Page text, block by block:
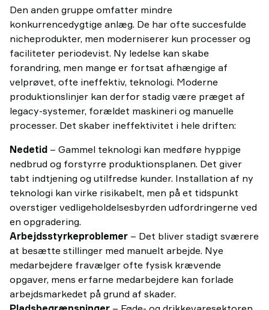
Den anden gruppe omfatter mindre
konkurrencedygtige anlæg. De har ofte succesfulde
nicheprodukter, men moderniserer kun processer og
faciliteter periodevist. Ny ledelse kan skabe
forandring, men mange er fortsat afhængige af
velprøvet, ofte ineffektiv, teknologi. Moderne
produktionslinjer kan derfor stadig være præget af
legacy-systemer, forældet maskineri og manuelle
processer. Det skaber ineffektivitet i hele driften:
Nedetid – Gammel teknologi kan medføre hyppige
nedbrud og forstyrre produktionsplanen. Det giver
tabt indtjening og utilfredse kunder. Installation af ny
teknologi kan virke risikabelt, men på et tidspunkt
overstiger vedligeholdelsesbyrden udfordringerne ved
en opgradering.
Arbejdsstyrkeproblemer – Det bliver stadigt sværere
at besætte stillinger med manuelt arbejde. Nye
medarbejdere fravælger ofte fysisk krævende
opgaver, mens erfarne medarbejdere kan forlade
arbejdsmarkedet på grund af skader.